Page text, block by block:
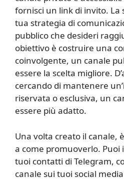
fornisci un link di invito. La
tua strategia di
pubblico che desideri
obiettivo è costruire una
coinvolgente, un canale
essere la scelta migliore.
cercando di mantenere
riservata o esclusiva, un
essere più adatto.
Una volta creato il canale,
a come promuoverlo. Puoi
tuoi contatti di Telegram,
canale sui tuoi social